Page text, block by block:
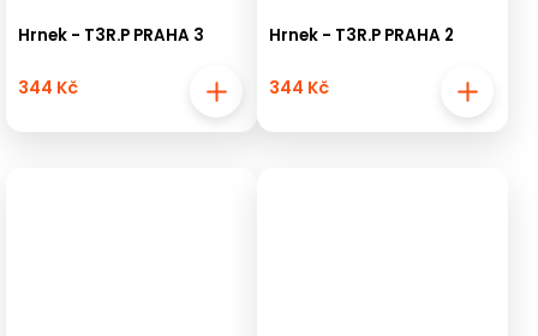
Hrnek - T3R.P PRAHA 3
344 Kč
Hrnek - T3R.P PRAHA 2
344 Kč